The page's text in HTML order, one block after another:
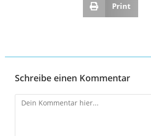
Print
Schreibe einen Kommentar